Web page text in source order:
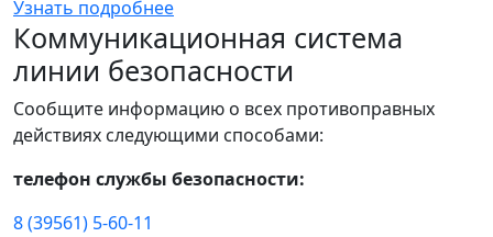
Узнать подробнее
Коммуникационная система
линии безопасности
Сообщите информацию о всех противоправных
действиях следующими способами:
телефон службы безопасности:
8 (39561) 5-60-11